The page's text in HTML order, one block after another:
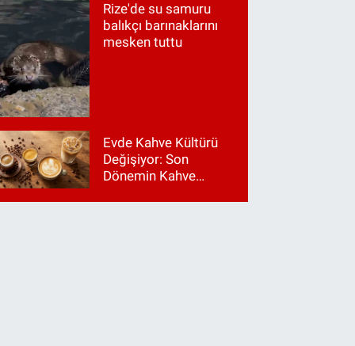
Rize'de su samuru
balıkçı barınaklarını
mesken tuttu
Evde Kahve Kültürü
Değişiyor: Son
Dönemin Kahve